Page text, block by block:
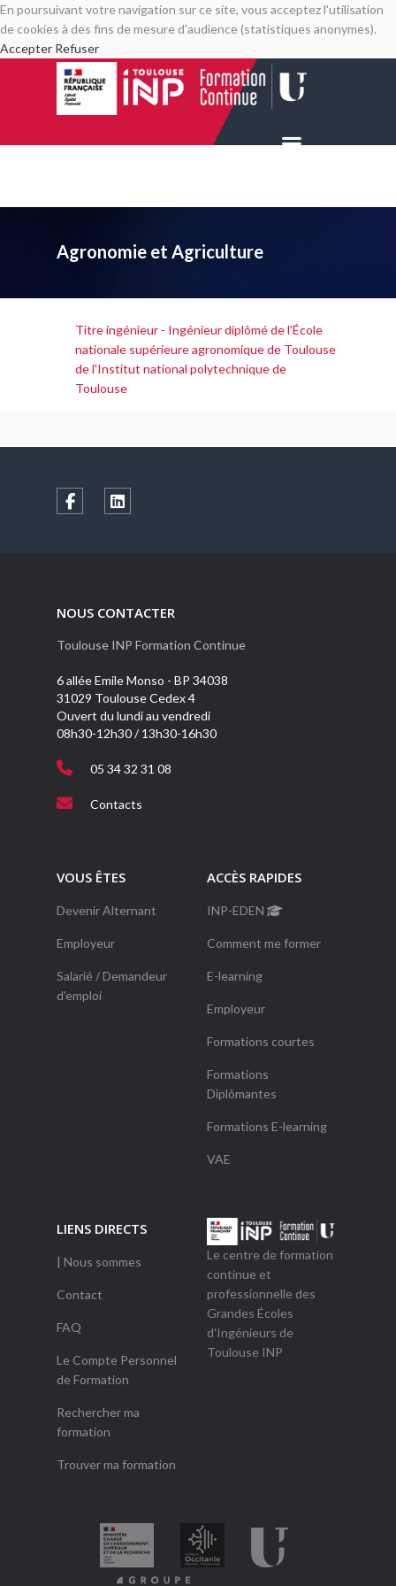
En poursuivant votre navigation sur ce site, vous acceptez l'utilisation
de cookies à des fins de mesure d'audience (statistiques anonymes).
Accepter Refuser
Agronomie et Agriculture
Titre ingénieur - Ingénieur diplômé de l’École
nationale supérieure agronomique de Toulouse
de l'Institut national polytechnique de
Toulouse
NOUS CONTACTER
Toulouse INP Formation Continue
6 allée Emile Monso - BP 34038
31029 Toulouse Cedex 4
Ouvert du lundi au vendredi
08h30-12h30 / 13h30-16h30
05 34 32 31 08
Contacts
VOUS ÊTES
Devenir Alternant
Employeur
Salarié / Demandeur
d'emploi
ACCÈS RAPIDES
INP-EDEN
Comment me former
E-learning
Employeur
Formations courtes
Formations
Diplômantes
Formations E-learning
VAE
LIENS DIRECTS
| Nous sommes
Contact
FAQ
Le Compte Personnel
de Formation
Rechercher ma
formation
Trouver ma formation
Le centre de formation
continue et
professionnelle des
Grandes Écoles
d'Ingénieurs de
Toulouse INP